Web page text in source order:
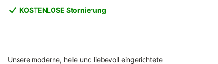
KOSTENLOSE Stornierung
Unsere moderne, helle und liebevoll eingerichtete